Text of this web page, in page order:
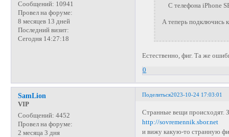
Сообщений: 10941
Провел на форуме:
8 месяцев 13 дней
Последний визит:
Сегодня 14:27:18
С телефона iPhone
А теперь подключись
Естественно, фиг. Та же
0
Поделиться2023-10-24 17:03:01
SamLion
VIP
Сообщений: 4452
Провел на форуме:
2 месяца 3 дня
Странные вещи происходят.
http://sovremennik.sbor.net
и вижу какую-то странную